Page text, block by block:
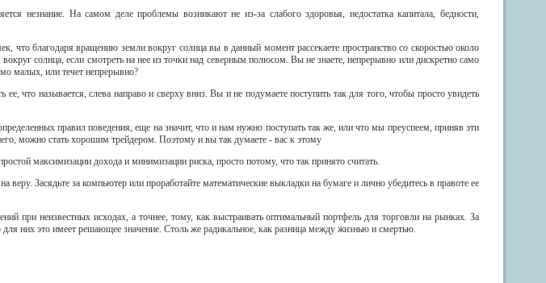
незнание. На самом деле проблемы возникают не из-за слабого здоровья, недостатка капитала, бедности,
что благодаря вращению земли вокруг солнца вы в данный момент рассекаете пространство со скоростью около
солнца, если смотреть на нее из точки над северным полюсом. Вы не знаете, непрерывно или дискретно само
малых, или течет непрерывно?
что называется, слева направо и сверху вниз. Вы и не подумаете поступить так для того, чтобы просто увидеть
правил поведения, еще на значит, что и нам нужно поступать так же, или что мы преуспеем, приняв эти
можно стать хорошим трейдером. Поэтому и вы так думаете - вас к этому
максимизации дохода и минимизации риска, просто потому, что так принято считать.
Засядьте за компьютер или проработайте математические выкладки на бумаге и лично убедитесь в правоте ее
при неизвестных исходах, а точнее, тому, как выстраивать оптимальный портфель для торговли на рынках. За
них это имеет решающее значение. Столь же радикальное, как разница между жизнью и смертью.